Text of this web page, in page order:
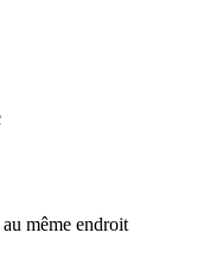
même endroit